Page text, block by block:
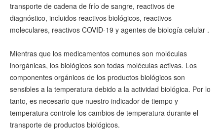
transporte de cadena de frío de sangre, reactivos de
diagnóstico, incluidos reactivos biológicos, reactivos
moleculares, reactivos COVID-19 y agentes de biología celular .
Mientras que los medicamentos comunes son moléculas
inorgánicas, los biológicos son todas moléculas activas. Los
componentes orgánicos de los productos biológicos son
sensibles a la temperatura debido a la actividad biológica. Por lo
tanto, es necesario que nuestro indicador de tiempo y
temperatura controle los cambios de temperatura durante el
transporte de productos biológicos.